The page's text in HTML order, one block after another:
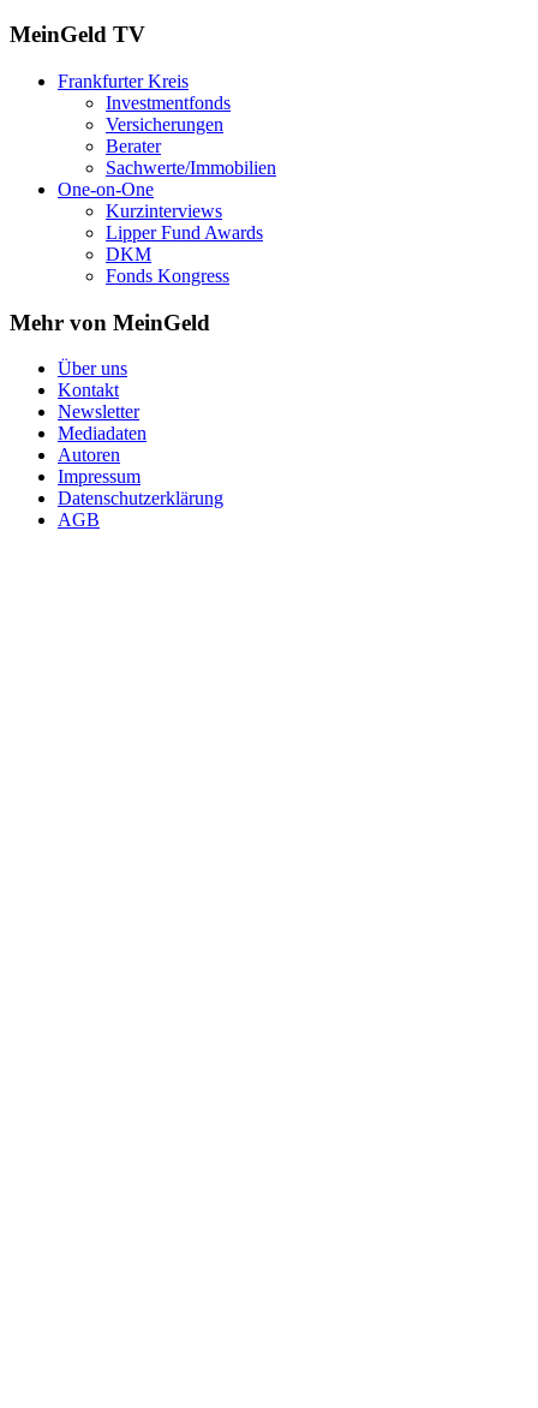
MeinGeld TV
Frankfurter Kreis
Investmentfonds
Versicherungen
Berater
Sachwerte/Immobilien
One-on-One
Kurzinterviews
Lipper Fund Awards
DKM
Fonds Kongress
Mehr von MeinGeld
Über uns
Kontakt
Newsletter
Mediadaten
Autoren
Impressum
Datenschutzerklärung
AGB